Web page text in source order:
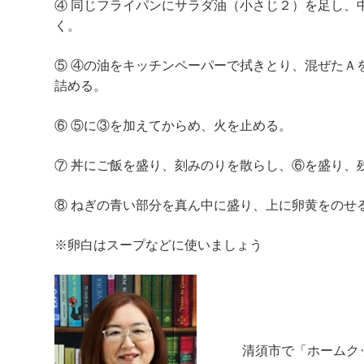
④ 同じフライパンにサラダ油（小さじ２）を足し
く。
⑤ ④の油をキッチンペーパーで拭きとり、混ぜたＡ
詰める。
⑥ ⑤に③を加えてからめ、火を止める。
⑦ 丼にご飯を盛り、刻みのりを散らし、⑥を盛り、
⑧ ねぎの青い部分を真ん中に盛り、上に卵黄をのせ
※卵白はスープなどに使いましょう
清須市で「ホーム